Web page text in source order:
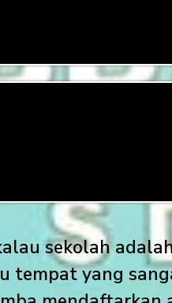
sekolah
tempat yang